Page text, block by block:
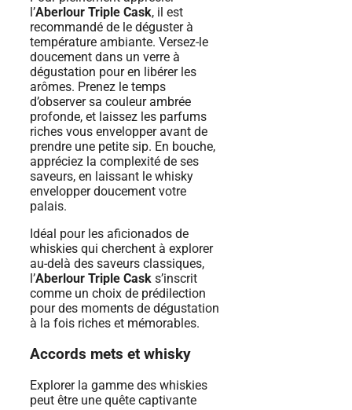
l’Aberlour Triple Cask, il est
recommandé de le déguster à
température ambiante. Versez-le
doucement dans un verre à
dégustation pour en libérer les
arômes. Prenez le temps
d’observer sa couleur ambrée
profonde, et laissez les parfums
riches vous envelopper avant de
prendre une petite sip. En bouche,
appréciez la complexité de ses
saveurs, en laissant le whisky
envelopper doucement votre
palais.
Idéal pour les aficionados de
whiskies qui cherchent à explorer
au-delà des saveurs classiques,
l’Aberlour Triple Cask s’inscrit
comme un choix de prédilection
pour des moments de dégustation
à la fois riches et mémorables.
Accords mets et whisky
Explorer la gamme des whiskies
peut être une quête captivante